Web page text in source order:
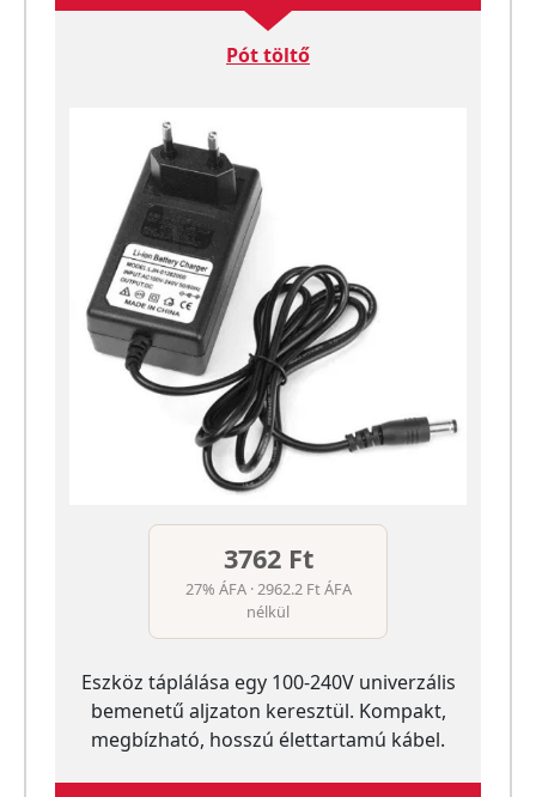
Pót töltő
3762 Ft
27% ÁFA · 2962.2 Ft ÁFA
nélkül
Eszköz táplálása egy 100-240V univerzális
bemenetű aljzaton keresztül. Kompakt,
megbízható, hosszú élettartamú kábel.